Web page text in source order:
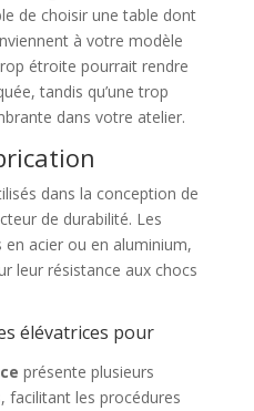
de choisir une table dont
à votre modèle
étroite pourrait rendre
tandis qu’une trop
dans votre atelier.
dans la conception de
de durabilité. Les
acier ou en aluminium,
leur résistance aux chocs
élévatrices pour
présente plusieurs
facilitant les procédures